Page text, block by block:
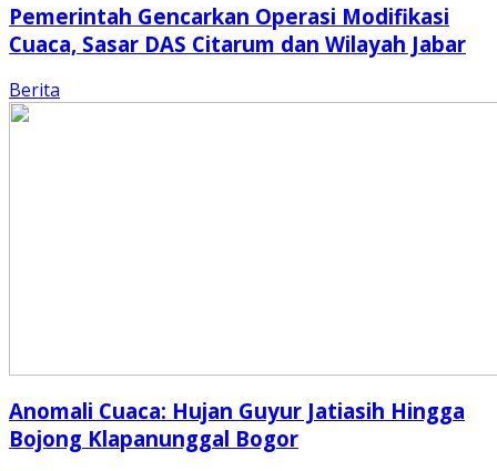
Pemerintah Gencarkan Operasi Modifikasi
Cuaca, Sasar DAS Citarum dan Wilayah Jabar
Berita
Anomali Cuaca: Hujan Guyur Jatiasih Hingga
Bojong Klapanunggal Bogor